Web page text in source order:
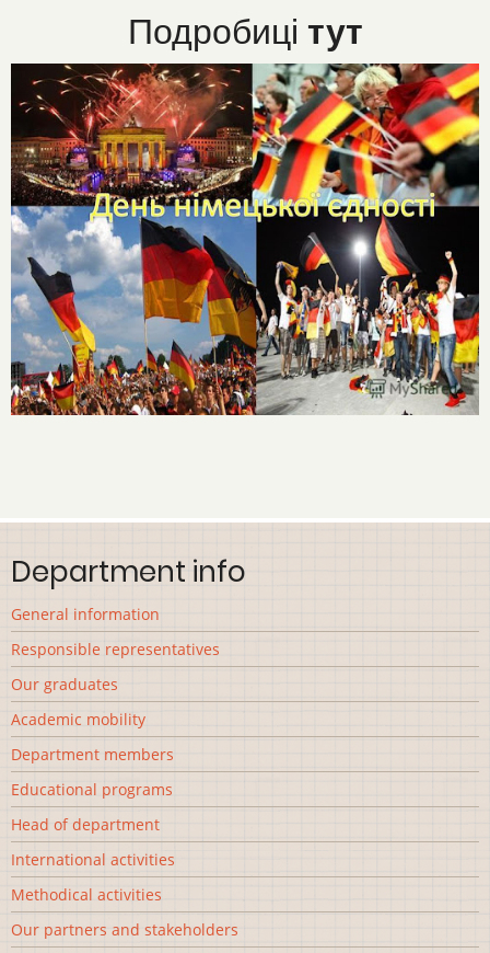
Подробиці тут
Department info
General information
Responsible representatives
Our graduates
Academic mobility
Department members
Educational programs
Head of department
International activities
Methodical activities
Our partners and stakeholders